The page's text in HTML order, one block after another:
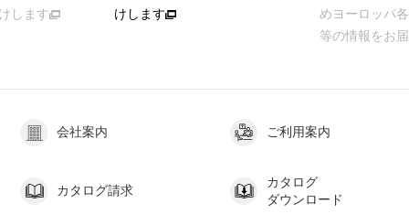
けします
めヨーロッパ各国のお
等の情報をお届けしま
会社案内 ご利用案内
カタログ請求
カタログ
ダウンロード